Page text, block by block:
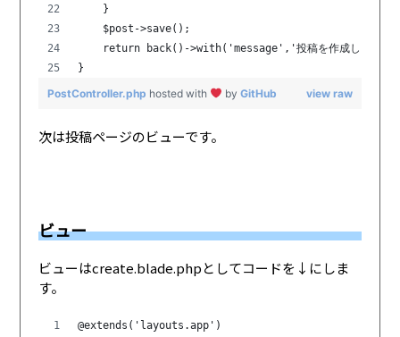
    }
    $post->save();
return back()->with('message','投稿を作成しました
}
view raw
PostController.php hosted with byGitHub
次は投稿ページのビューです。
ビュー
ビューはcreate.blade.phpとしてコードを↓にしま
す。
@extends('layouts.app')